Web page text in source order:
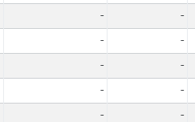
- -
- -
- -
- -
- -